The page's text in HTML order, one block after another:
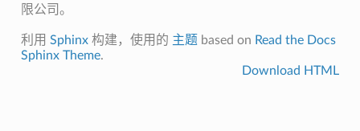
限公司。
利用 Sphinx构建，使用的 主题 based on Read the Docs
Sphinx Theme.
Download HTML